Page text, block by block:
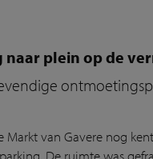
naar plein op de
Markt van Gavere nog